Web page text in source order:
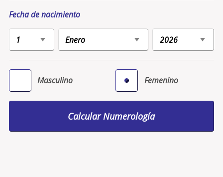
Fecha de nacimiento
Masculino Femenino